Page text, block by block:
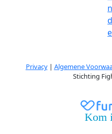
n
d
Privacy| Algemene
Stichting
Kom